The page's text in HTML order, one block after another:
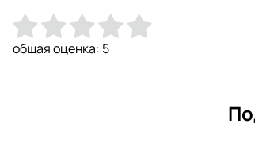
общая оценка: 5